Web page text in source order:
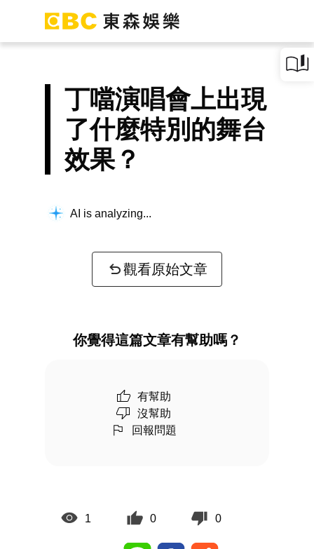
丁噹演唱會上出現
了什麼特別的舞台
效果？
AI is analyzing...
觀看原始文章
你覺得這篇文章有幫助嗎？
有幫助
沒幫助
回報問題
1 0 0